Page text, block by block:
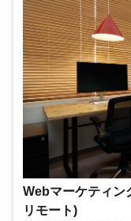
Webマーケティン
リモート)